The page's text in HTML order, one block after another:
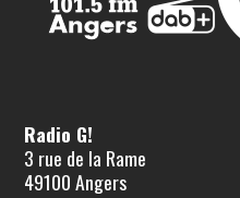
Radio G!
3 rue de la Rame
49100 Angers